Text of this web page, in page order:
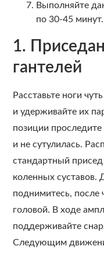
Выполняйте
по 30-45 минут.
1.
гантелей
Расставьте ноги
и удерживайте их
позиции
и не сутулилась.
стандартный присед
коленных суставов.
поднимитесь, после
головой. В ходе
поддерживайте
Следующим